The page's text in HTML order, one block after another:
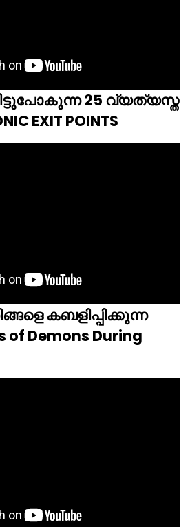
25 വ്യത്യസ്ത
EXIT POINTS
കബളിപ്പിക്കുന്ന
of Demons During